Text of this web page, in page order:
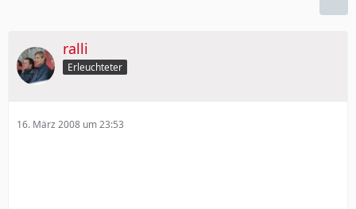
ralli
Erleuchteter
16. März 2008 um 23:53